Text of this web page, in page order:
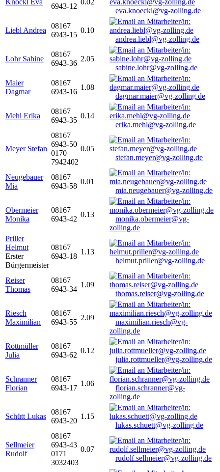
Knöckl Eva
6943-12
0.02
eva.knoeckl@vg-zolling.de
Liebl Andrea
08167
6943-15
0.10
andrea.liebl@vg-zolling.de
Lohr Sabine
08167
6943-36
2.05
sabine.lohr@vg-zolling.de
Maier
Dagmar
08167
6943-16
1.08
dagmar.maier@vg-zolling.de
Mehl Erika
08167
6943-35
0.14
erika.mehl@vg-zolling.de
Meyer Stefan
08167
6943-50
0170
7942402
0.05
stefan.meyer@vg-zolling.de
Neugebauer
Mia
08167
6943-58
0.01
mia.neugebauer@vg-zolling.de
Obermeier
Monika
08167
6943-42
0.13
monika.obermeier@vg-
zolling.de
Priller
Helmut
Erster
Bürgermeister
08167
6943-18
1.13
helmut.priller@vg-zolling.de
Reiser
Thomas
08167
6943-34
1.09
thomas.reiser@vg-zolling.de
Riesch
Maximilian
08167
6943-55
2.09
maximilian.riesch@vg-
zolling.de
Rottmüller
Julia
08167
6943-62
0.12
julia.rottmueller@vg-zolling.de
Schranner
Florian
08167
6943-17
1.06
florian.schranner@vg-
zolling.de
Schütt Lukas
08167
6943-20
1.15
lukas.schuett@vg-zolling.de
Sellmeier
Rudolf
08167
6943-43
0171
3032403
0.07
rudolf.sellmeier@vg-zolling.de